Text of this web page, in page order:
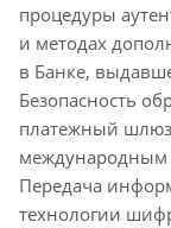
процедуры
и методах
в Банке,
Безопасность
платежный шлюз
международным
Передача
технологии